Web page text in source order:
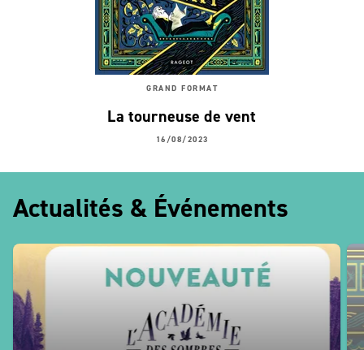
GRAND FORMAT
La tourneuse de vent
16/08/2023
Actualités & Événements